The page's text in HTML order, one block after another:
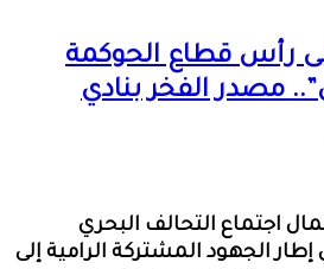
رأس قطاع الحوكمة
مصدر الفخر بنادي
اجتماع التحالف البحري
الجهود المشتركة الرامية إلى